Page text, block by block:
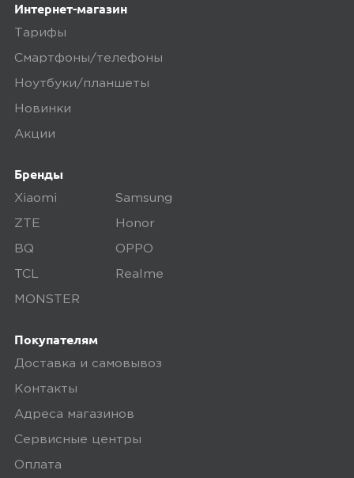
осмотр не более 15 минут.
В нашем интернет-магазине весь товар
проходит предпродажную проверку. Мы
осматриваем технику на внешние
дефекты, проверяем комплектацию,
Дополнительные вопросы вы можете
Интернет-магазин
Тарифы
Смартфоны/телефоны
Ноутбуки/планшеты
Новинки
Акции
Бренды
Xiaomi Samsung
ZTE Honor
BQ OPPO
TCL Realme
MONSTER
Покупателям
Доставка и самовывоз
Контакты
Адреса магазинов
Сервисные центры
Оплата